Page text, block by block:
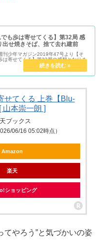
でも歩は寄せてくる】第32局 感
出せ焼きそば、捨て去れ建前
刊少年マガジン2019年47号より【そ
は寄せてくる】第32局の感想となりま
せてくる 上巻【Blu-
山本崇一朗 ]
ブックス
06/16 05:02時点）
Amazon
楽天
ショッピング
てやろう”と気づかいの姿